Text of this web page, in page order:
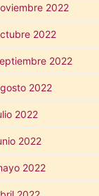
2022
2022
2022
2022
2022
2022
2022